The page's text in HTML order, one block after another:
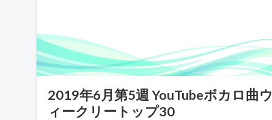
2019年6月第5週 YouTubeボカロ曲ウ
ィークリートップ30